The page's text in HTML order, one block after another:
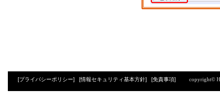
[プライバシーポリシー] [情報セキュリティ基本方針] [免責事項] copyright©